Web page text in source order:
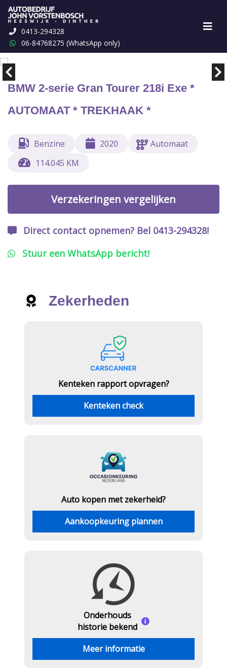
0413-294328
06-84768275 (WhatsApp only)
BMW 2-serie Gran Tourer 218i Exe *
AUTOMAAT * TREKHAAK *
Benzine 2020
Automaat
114.045 KM
Verzekeringen vergelijken
Direct contact opnemen? Bel 0413-294328!
Stuur een WhatsApp bericht!
Zekerheden
Kenteken rapport opvragen?
Kenteken check
Auto kopen met zekerheid?
Aankoopkeuring plannen
Onderhouds
historie bekend
Meer informatie